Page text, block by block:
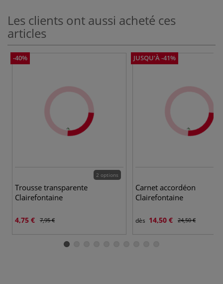
Les clients ont aussi acheté ces
articles
-40%
2 options
Trousse transparente
Clairefontaine
4,75 € 7,95 €
JUSQU'À -41%
Carnet accordéon
Clairefontaine
dès 14,50 € 24,50 €